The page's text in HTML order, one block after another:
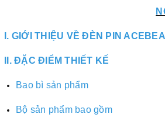
. GIỚI THIỆU VỀ ĐÈN PIN
. ĐẶC ĐIỂM THIẾT KẾ
Bao bì sản phẩm
Bộ sản phẩm bao gồm